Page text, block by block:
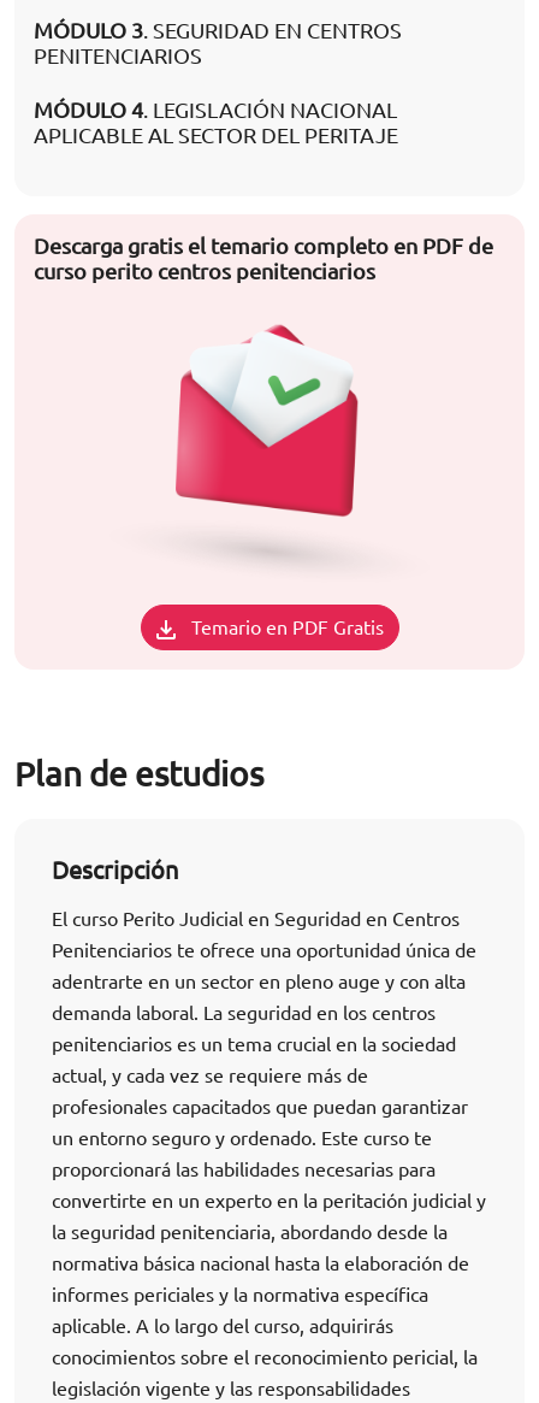
MÓDULO 3. SEGURIDAD EN CENTROS
PENITENCIARIOS
MÓDULO 4. LEGISLACIÓN NACIONAL
APLICABLE AL SECTOR DEL PERITAJE
Descarga gratis el temario completo en PDF de
curso perito centros penitenciarios
Temario en PDF Gratis
Plan de estudios
Descripción
El curso Perito Judicial en Seguridad en Centros
Penitenciarios te ofrece una oportunidad única de
adentrarte en un sector en pleno auge y con alta
demanda laboral. La seguridad en los centros
penitenciarios es un tema crucial en la sociedad
actual, y cada vez se requiere más de
profesionales capacitados que puedan garantizar
un entorno seguro y ordenado. Este curso te
proporcionará las habilidades necesarias para
convertirte en un experto en la peritación judicial y
la seguridad penitenciaria, abordando desde la
normativa básica nacional hasta la elaboración de
informes periciales y la normativa específica
aplicable. A lo largo del curso, adquirirás
conocimientos sobre el reconocimiento pericial, la
legislación vigente y las responsabilidades